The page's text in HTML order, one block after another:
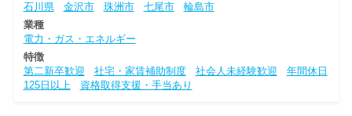
石川県
金沢市 珠洲市 七尾市
輪島市
業種
電力・ガス・エネルギー
特徴
第二新卒歓迎
社宅・家賃補助制度 社会人未経験歓迎
年間休日
125日以上
資格取得支援・手当あり